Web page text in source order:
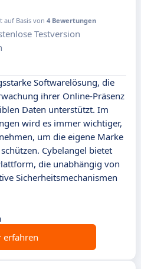
auf Basis von 4 Bewertungen
Testversion
Softwarelösung, die
ihrer Online-Präsenz
Daten unterstützt. Im
wird es immer wichtiger,
um die eigene Marke
Cybelangel bietet
die unabhängig von
Sicherheitsmechanismen
erfahren